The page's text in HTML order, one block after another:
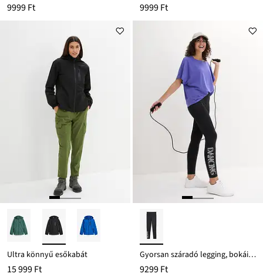
9999 Ft 9999 Ft
Ultra könnyű esőkabát
15 999 Ft
Gyorsan száradó legging, bokáig érő hosszban
9299 Ft